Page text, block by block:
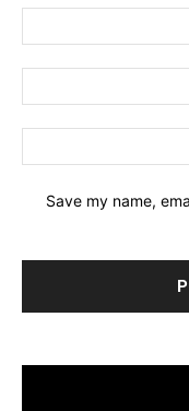
Save my name,